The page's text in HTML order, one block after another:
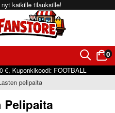
kaikille tilauksille!
󰂨 0
󰃠
€, Kuponkikoodi: FOOTBALL
pelipaita
Pelipaita